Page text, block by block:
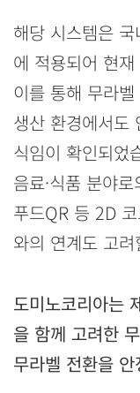
해당 시스템은
에 적용되어 현
이를 통해 무라
생산 환경에서도
식임이 확인되었
음료·식품 분야
푸드QR 등 2D
와의 연계도 고
도미노코리아는
을 함께 고려한
무라벨 전환을